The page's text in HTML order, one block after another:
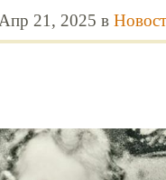
Апр 21, 2025 в